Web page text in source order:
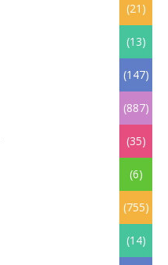
(21)
(13)
(147)
(887)
(35)
(6)
(755)
(14)